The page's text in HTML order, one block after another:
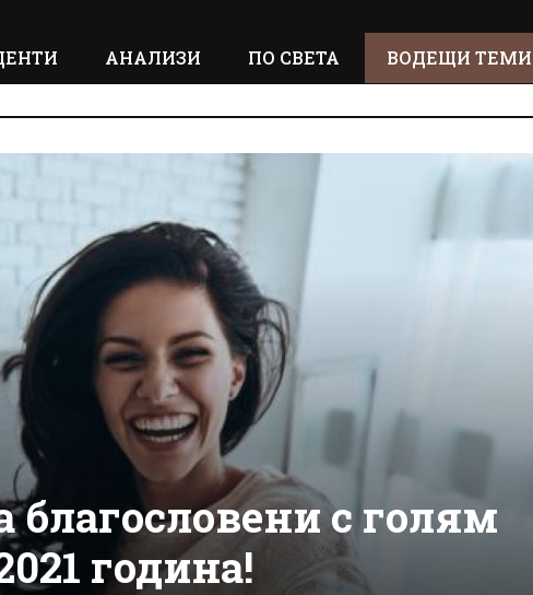
АНАЛИЗИ ПО СВЕТА ВОДЕЩИ ТЕМИ
благословени с голям
година!